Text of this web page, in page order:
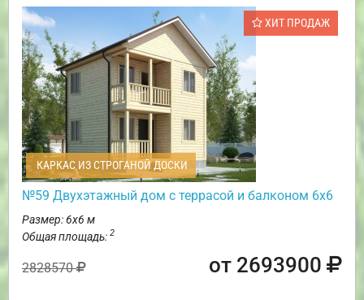
ХИТ ПРОДАЖ
КАРКАС ИЗ СТРОГАНОЙ ДОСКИ
№59 Двухэтажный дом с террасой и балконом 6х6
Размер: 6х6 м
Общая площадь: 2
2828570 от 2693900